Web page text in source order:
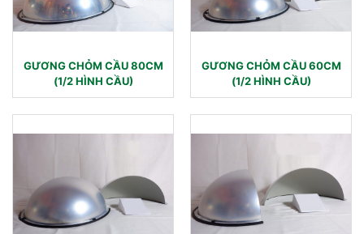
GƯƠNG CHỎM CẦU 80CM
(1/2 HÌNH CẦU)
GƯƠNG CHỎM CẦU 60CM
(1/2 HÌNH CẦU)